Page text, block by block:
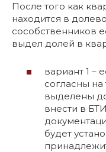
После того как
находится в
сособственников
выдел долей в
вариант 1 –
согласны на
выделены
внести в
будет